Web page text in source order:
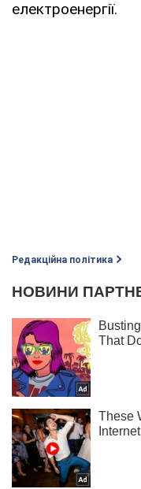
електроенергії.
Редакційна політика